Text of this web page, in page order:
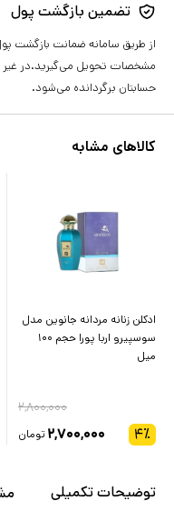
تضمین بازگشت پول
از طریق سامانه ضمانت بازگشت
مشخصات تحویل می‌گیرید.در
حسابتان برگردانده می‌شود.
کالاهای مشابه
ادکلن زنانه مردانه جانوین مدل
سوسپیرو اربا پورا حجم ۱۰۰
میل
۴٪
۲,۸۰۰,۰۰۰
۲,۷۰۰,۰۰۰ تومان
توضیحات تکمیلی